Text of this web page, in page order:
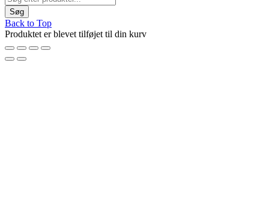
Back to Top
Produktet er blevet tilføjet til din kurv